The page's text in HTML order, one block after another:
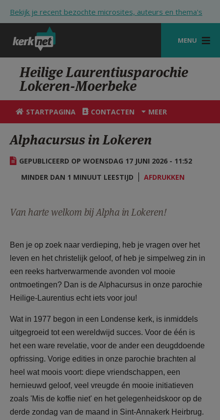
Bekijk je recent bezochte microsites, auteurs en thema's
MENU
STARTPAGINA
KERK
VIERINGEN
MIJN PAROCHIE
Heilige Laurentiusparochie
Lokeren-Moerbeke
STARTPAGINA CONTACTEN MEER
Alphacursus in Lokeren
GEPUBLICEERD OP WOENSDAG 17 JUNI 2026 - 11:52
MINDER DAN 1 MINUUT LEESTIJD
AFDRUKKEN
Van harte welkom bij Alpha in Lokeren!
Ben je op zoek naar verdieping, heb je vragen over het
leven en het christelijk geloof, of heb je simpelweg zin in
een reeks hartverwarmende avonden vol mooie
ontmoetingen? Dan is de Alphacursus in onze parochie
Heilige-Laurentius echt iets voor jou!
Wat in 1977 begon in een Londense kerk, is inmiddels
uitgegroeid tot een wereldwijd succes. Voor de één is
het een ware revelatie, voor de ander een deugddoende
opfrissing. Vorige edities in onze parochie brachten al
heel wat moois voort: diepe vriendschappen, een
hernieuwd geloof, veel vreugde én mooie initiatieven
zoals 'Mis de koffie niet' en het gelegenheidskoor op de
derde zondag van de maand in Sint-Annakerk Heirbrug.